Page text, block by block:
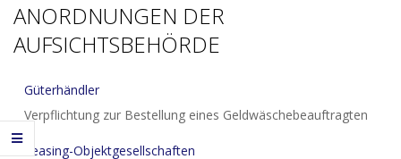
ANORDNUNGEN DER
AUFSICHTSBEHÖRDE
Güterhändler
Verpflichtung zur Bestellung eines Geldwäschebeauftragten
Leasing-Objektgesellschaften